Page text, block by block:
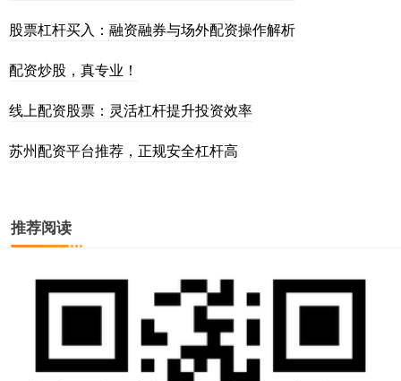
股票杠杆买入：融资融券与场外配资操作解析
配资炒股，真专业！
线上配资股票：灵活杠杆提升投资效率
苏州配资平台推荐，正规安全杠杆高
推荐阅读